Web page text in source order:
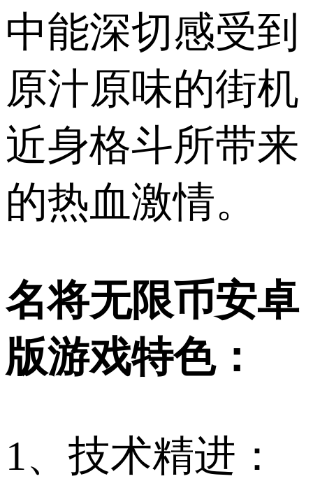
中能深切感受到
原汁原味的街机
近身格斗所带来
的热血激情。
名将无限币安卓
版游戏特色：
1、技术精进：